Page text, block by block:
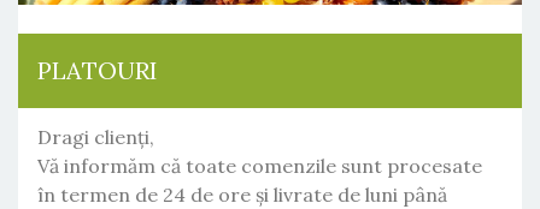
PLATOURI
Dragi clienți,
Vă informăm că toate comenzile sunt procesate
în termen de 24 de ore și livrate de luni până